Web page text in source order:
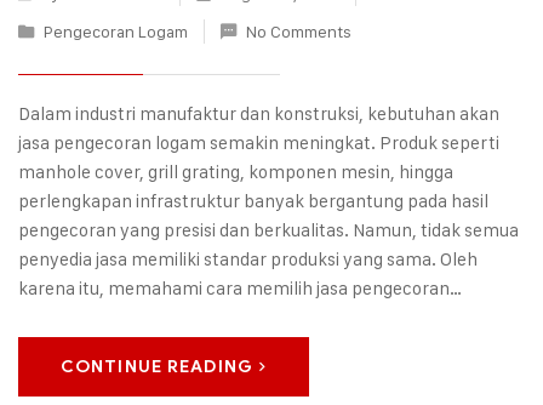
Pengecoran Logam
No Comments
Dalam industri manufaktur dan konstruksi, kebutuhan akan
jasa pengecoran logam semakin meningkat. Produk seperti
manhole cover, grill grating, komponen mesin, hingga
perlengkapan infrastruktur banyak bergantung pada hasil
pengecoran yang presisi dan berkualitas. Namun, tidak semua
penyedia jasa memiliki standar produksi yang sama. Oleh
karena itu, memahami cara memilih jasa pengecoran…
CONTINUE READING